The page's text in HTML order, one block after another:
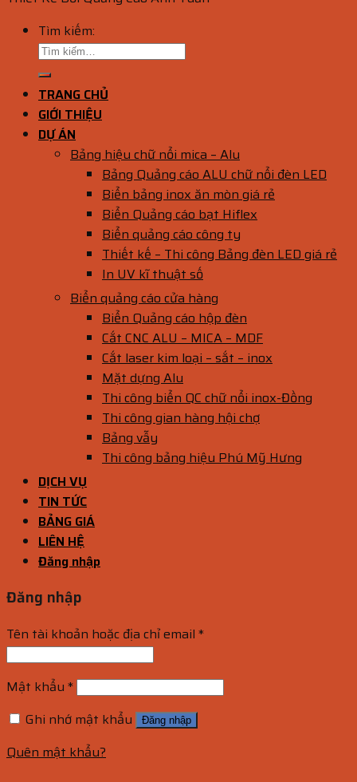
Tìm kiếm:
TRANG CHỦ
GIỚI THIỆU
DỰ ÁN
Bảng hiệu chữ nổi mica – Alu
Bảng Quảng cáo ALU chữ nổi đèn LED
Biển bảng inox ăn mòn giá rẻ
Biển Quảng cáo bạt Hiflex
Biển quảng cáo công ty
Thiết kế – Thi công Bảng đèn LED giá rẻ
In UV kĩ thuật số
Biển quảng cáo cửa hàng
Biển Quảng cáo hộp đèn
Cắt CNC ALU – MICA – MDF
Cắt laser kim loại – sắt – inox
Mặt dựng Alu
Thi công biển QC chữ nổi inox-Đồng
Thi công gian hàng hội chợ
Bảng vẫy
Thi công bảng hiệu Phú Mỹ Hưng
DỊCH VỤ
TIN TỨC
BẢNG GIÁ
LIÊN HỆ
Đăng nhập
Đăng nhập
Tên tài khoản hoặc địa chỉ email *
Mật khẩu *
Ghi nhớ mật khẩu
Đăng nhập
Quên mật khẩu?